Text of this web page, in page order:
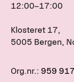
12:00–17:00
Klosteret 17,
5005 Bergen,
Org.nr.: 959